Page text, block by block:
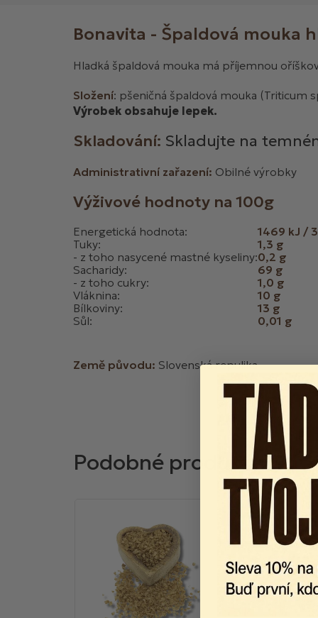
Bonavita - Špaldová mouka
Hladká špaldová mouka má příjemnou
Složení: pšeničná špaldová mouka (Triticum
Výrobek obsahuje lepek.
Skladování: Skladujte na
Administrativní zařazení: Obilné výrobky
Výživové hodnoty na 100g
Energetická hodnota:
1469 kJ /
Tuky:
1,3 g
- z toho nasycené mastné kyseliny:0,2 g
Sacharidy:
69 g
- z toho cukry:
1,0 g
Vláknina:
10 g
Bílkoviny:
13 g
Sůl:
0,01 g
Země původu: Slovenská repulika
BIO